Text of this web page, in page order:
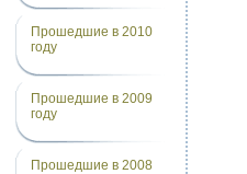
Прошедшие в 2010
году
Прошедшие в 2009
году
Прошедшие в 2008